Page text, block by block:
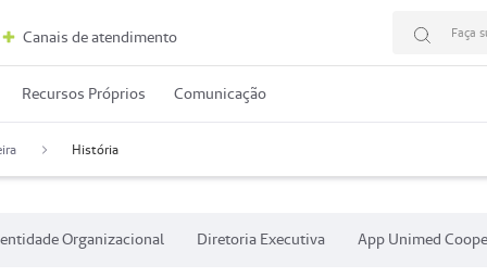
Canais de atendimento Faça
Recursos Próprios Comunicação
História
Organizacional Diretoria Executiva App Unimed